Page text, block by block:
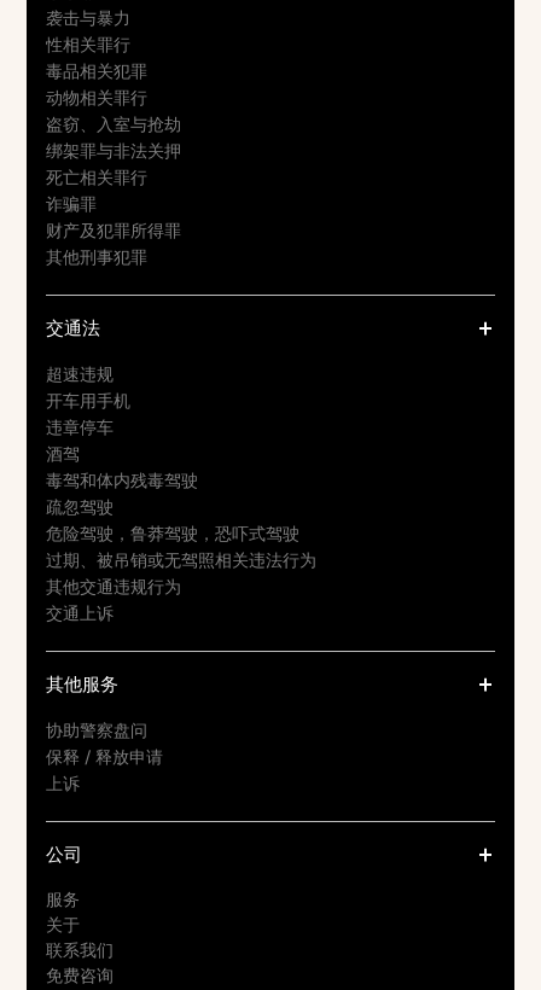
袭击与暴力
性相关罪行
毒品相关犯罪
动物相关罪行
盗窃、入室与抢劫
绑架罪与非法关押
死亡相关罪行
诈骗罪
财产及犯罪所得罪
其他刑事犯罪
交通法
超速违规
开车用手机
违章停车
酒驾
毒驾和体内残毒驾驶
疏忽驾驶
危险驾驶，鲁莽驾驶，恐吓式驾驶
过期、被吊销或无驾照相关违法行为
其他交通违规行为
交通上诉
其他服务
协助警察盘问
保释 / 释放申请
上诉
公司
服务
关于
联系我们
免费咨询